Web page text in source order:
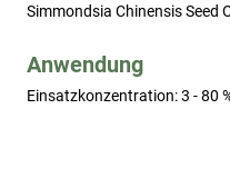
Simmondsia Chinensis Seed
Anwendung
Einsatzkonzentration: 3 - 80